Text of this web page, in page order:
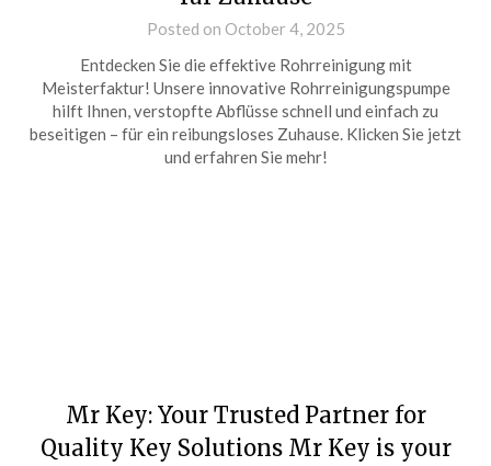
Posted on October 4, 2025
Entdecken Sie die effektive Rohrreinigung mit
Meisterfaktur! Unsere innovative Rohrreinigungspumpe
hilft Ihnen, verstopfte Abflüsse schnell und einfach zu
beseitigen – für ein reibungsloses Zuhause. Klicken Sie jetzt
und erfahren Sie mehr!
Mr Key: Your Trusted Partner for
Quality Key Solutions Mr Key is your